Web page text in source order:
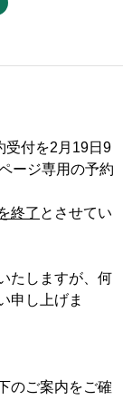
受付を2月19日9
ージ専用の予約
終了 とさせてい
たしますが、何
申し上げま
のご案内をご確